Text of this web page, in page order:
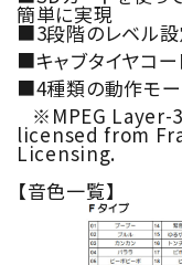
簡単に実現
■3段階のレベル
■キャブタイヤコ
■4種類の動作モー
※MPEG
licensed from
Licensing.
【音色一覧】